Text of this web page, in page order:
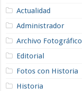
Actualidad
Administrador
Archivo Fotográfico
Editorial
Fotos con Historia
Historia